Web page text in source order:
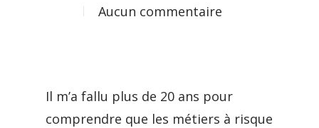
Aucun commentaire
Il m’a fallu plus de 20 ans pour
comprendre que les métiers à risque